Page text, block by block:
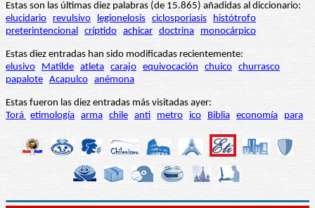
Estas son las últimas diez palabras (de 15.865) añadidas al diccionario:
elucidario
revulsivo legionelosis ciclosporiasis
histótrofo
preterintencional críptido achicar doctrina monocárpico
Estas diez entradas han sido modificadas recientemente:
elusivo
Matilde atleta carajo equivocación chuico churrasco
papalote Acapulco anémona
Estas fueron las diez entradas más visitadas ayer:
Torá etimología arma chile anti metro ico Biblia economía para